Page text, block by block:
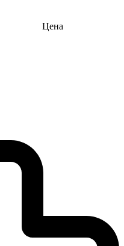
Цена